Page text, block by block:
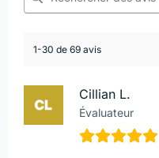
1-30 de 69 avis
Cillian L.
Évaluateur